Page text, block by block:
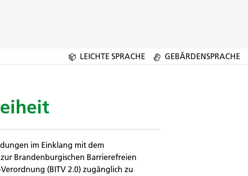
LEICHTE SPRACHE GEBÄRDENSPRACHE
im Einklang mit dem
Brandenburgischen Barrierefreien
(BITV 2.0) zugänglich zu